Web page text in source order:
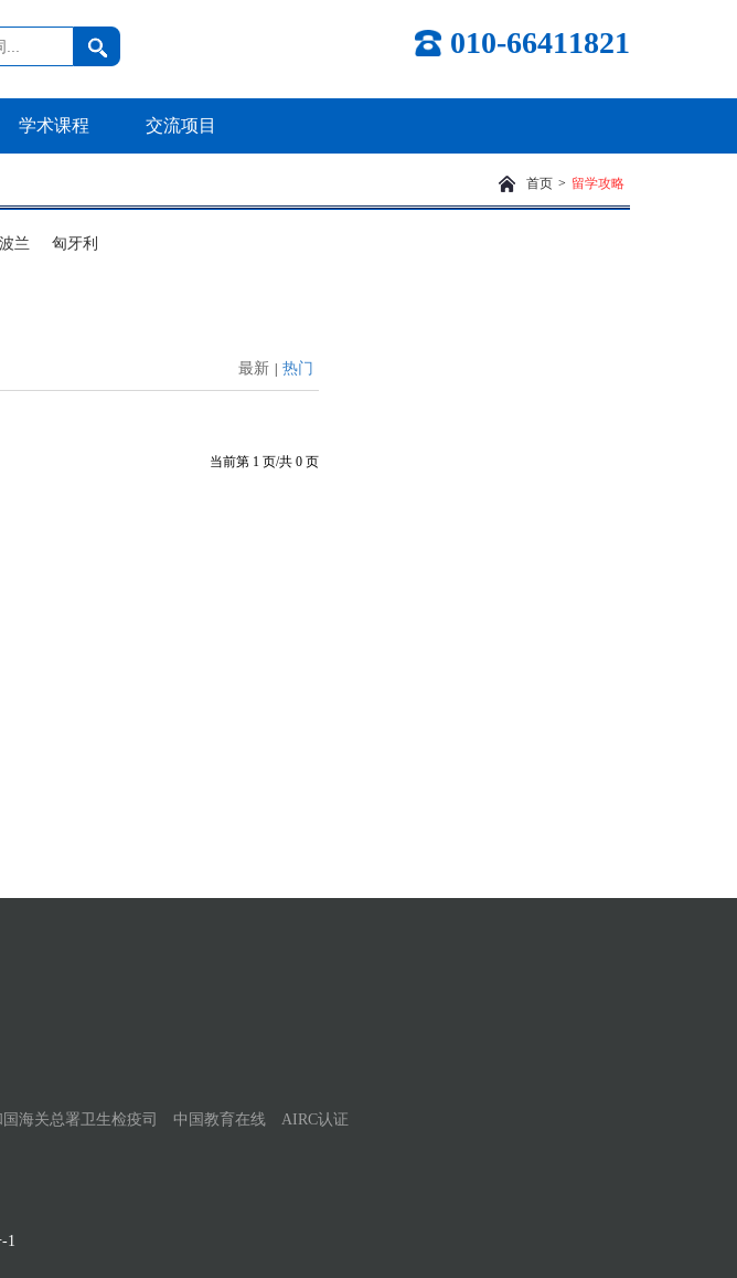
010-66411821
学术课程 交流项目
首页 > 留学攻略
波兰
匈牙利
最新 热门
当前第 1 页/共 0 页
海关总署卫生检疫司 中国教育在线 AIRC认证
1